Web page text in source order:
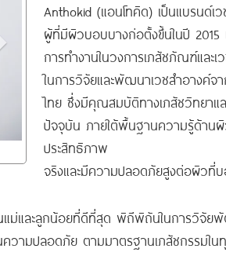
Anthokid (แอนโทคิด) เป็นแบรนด์
ผู้ที่มีผิวบอบบางก่อตั้งขึ้นในปี 2015
การทำงานในวงการเภสัชภัณฑ์และ
ในการวิจัยและพัฒนาเวชสำอางค์จ
ไทย ซึ่งมีคุณสมบัติทางเภสัชวิทยาแ
ปัจจุบัน ภายใต้พื้นฐานความรู้ด้าน
ประสิทธิภาพ
จริงและมีความปลอดภัยสูงต่อผิวที่
ม่และลูกน้อยที่ดีที่สุด พิถีพิถันในการวิจั
มปลอดภัย ตามมาตรฐานเภสัชกรรมใน